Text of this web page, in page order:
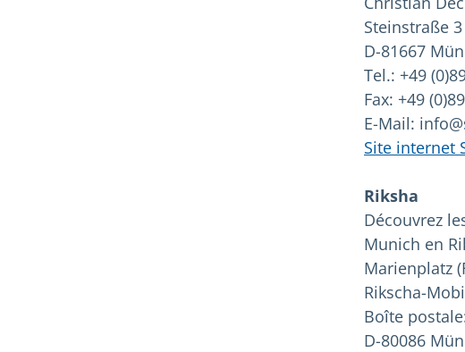
Steinstraße 3
D-81667
Tel.: +49
Fax: +49
E-Mail:
Site internet
Riksha
Découvrez
Munich en
Marienplatz
Rikscha-
Boîte
D-80086